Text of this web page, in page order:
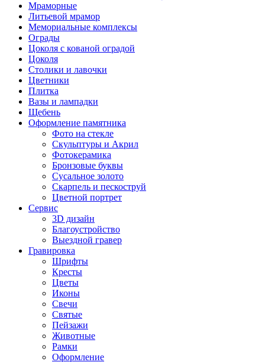
Мраморные
Литьевой мрамор
Мемориальные комплексы
Ограды
Цоколя с кованой оградой
Цоколя
Столики и лавочки
Цветники
Плитка
Вазы и лампадки
Щебень
Оформление памятника
Фото на стекле
Скульптуры и Акрил
Фотокерамика
Бронзовые буквы
Сусальное золото
Скарпель и пескоструй
Цветной портрет
Сервис
3D дизайн
Благоустройство
Выездной гравер
Гравировка
Шрифты
Кресты
Цветы
Иконы
Свечи
Святые
Пейзажи
Животные
Рамки
Оформление